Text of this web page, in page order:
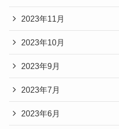
2023年11月
2023年10月
2023年9月
2023年7月
2023年6月